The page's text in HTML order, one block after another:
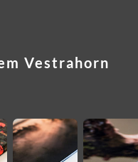
Vestrahorn